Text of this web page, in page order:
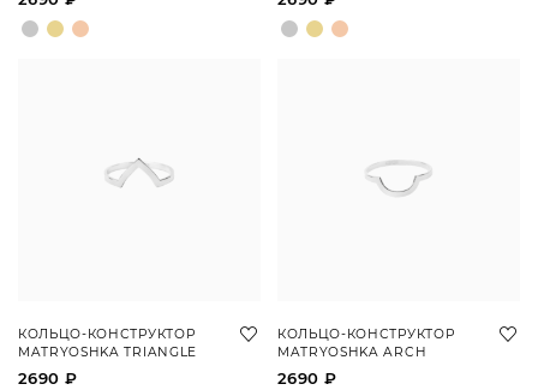
КОЛЬЦО-КОНСТРУКТОР
MATRYOSHKA TRIANGLE
2690 ₽
КОЛЬЦО-КОНСТРУКТОР
MATRYOSHKA ARCH
2690 ₽